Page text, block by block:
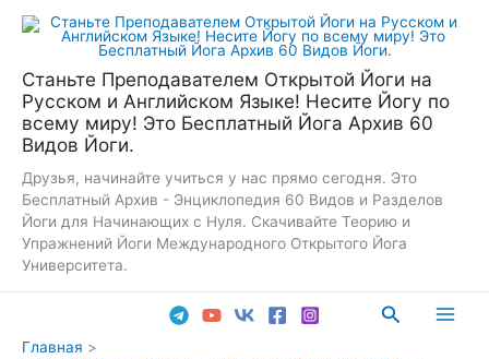
Перейти
Станьте Преподавателем Открытой Йоги на
Русском и Английском Языке! Несите Йогу по
всему миру! Это Бесплатный Йога Архив 60
Видов Йоги.
Друзья, начинайте учиться у нас прямо сегодня. Это
Бесплатный Архив - Энциклопедия 60 Видов и Разделов
Йоги для Начинающих с Нуля. Скачивайте Теорию и
Упражнений Йоги Международного Открытого Йога
Университета.
Поиск
Главная